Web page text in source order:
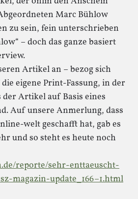
Marc Bühlow
zu sein, fein unterschrieben
– doch das ganze basiert
Artikel an – bezog sich
eigene Print-Fassung, in der
Artikel auf Basis eines
Auf unsere Anmerlung, dass
welt geschafft hat, gab es
und so steht es heute noch
reporte/sehr-enttaeuscht-
magazin-update_166–1.html